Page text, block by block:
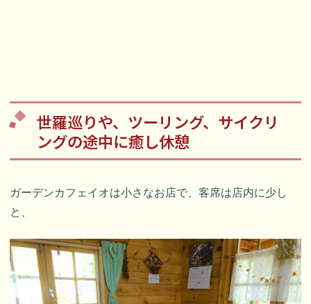
世羅巡りや、ツーリング、サイクリ
ングの途中に癒し休憩
ガーデンカフェイオは小さなお店で、客席は店内に少し
と、